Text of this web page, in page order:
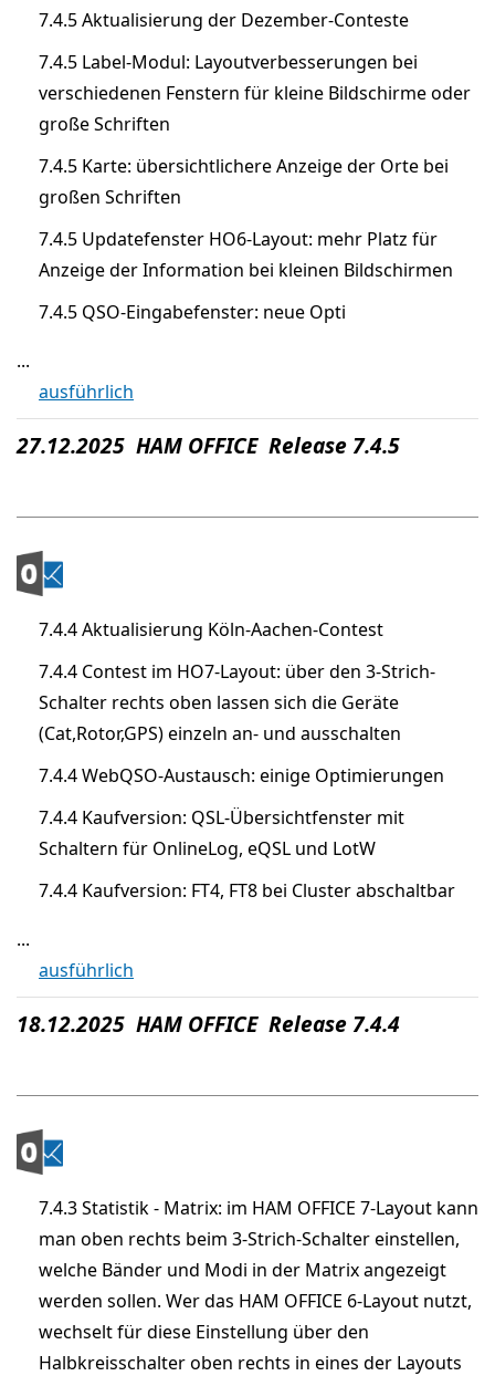
7.4.5 Aktualisierung der Dezember-Conteste
7.4.5 Label-Modul: Layoutverbesserungen bei
verschiedenen Fenstern für kleine Bildschirme oder
große Schriften
7.4.5 Karte: übersichtlichere Anzeige der Orte bei
großen Schriften
7.4.5 Updatefenster HO6-Layout: mehr Platz für
Anzeige der Information bei kleinen Bildschirmen
7.4.5 QSO-Eingabefenster: neue Opti
...
ausführlich
27.12.2025 HAM OFFICE Release 7.4.5
7.4.4 Aktualisierung Köln-Aachen-Contest
7.4.4 Contest im HO7-Layout: über den 3-Strich-
Schalter rechts oben lassen sich die Geräte
(Cat,Rotor,GPS) einzeln an- und ausschalten
7.4.4 WebQSO-Austausch: einige Optimierungen
7.4.4 Kaufversion: QSL-Übersichtfenster mit
Schaltern für OnlineLog, eQSL und LotW
7.4.4 Kaufversion: FT4, FT8 bei Cluster abschaltbar
...
ausführlich
18.12.2025 HAM OFFICE Release 7.4.4
7.4.3 Statistik - Matrix: im HAM OFFICE 7-Layout kann
man oben rechts beim 3-Strich-Schalter einstellen,
welche Bänder und Modi in der Matrix angezeigt
werden sollen. Wer das HAM OFFICE 6-Layout nutzt,
wechselt für diese Einstellung über den
Halbkreisschalter oben rechts in eines der Layouts